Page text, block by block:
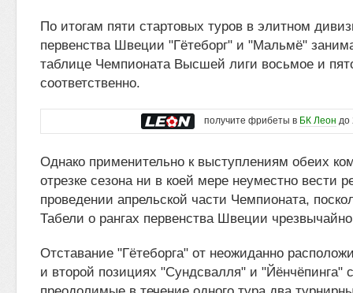
По итогам пяти стартовых туров в элитном
первенства Швеции "Гётеборг" и "Мальмё"
таблице Чемпионата Высшей лиги восьмое и
соответственно.
получите фрибеты в БК Леон до
Однако применительно к выступлениям обеих
отрезке сезона ни в коей мере неуместно вести
проведении апрельской части Чемпионата,
Табели о рангах первенства Швеции
Отставание "Гётеборга" от неожиданно
и второй позициях "Сундсвалля" и "Йёнчёпинга"